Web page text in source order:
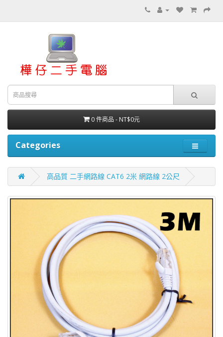
0 件商品 - NT$0元
Categories
高品質 二手網路線 CAT6 2米 網路線 2公尺